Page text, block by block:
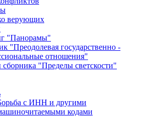
верующих
"Панорамы"
"Преодолевая государственно -
отношения"
сборника "Пределы светскости"
с ИНН и другими
кодами